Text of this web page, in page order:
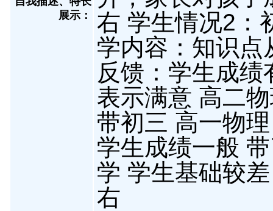
展示 ：
右 学生情况2：
学内容：知识点
反馈：学生成
表示满意 高二
带初三 高一物
学生成绩一般
学 学生基础较
右